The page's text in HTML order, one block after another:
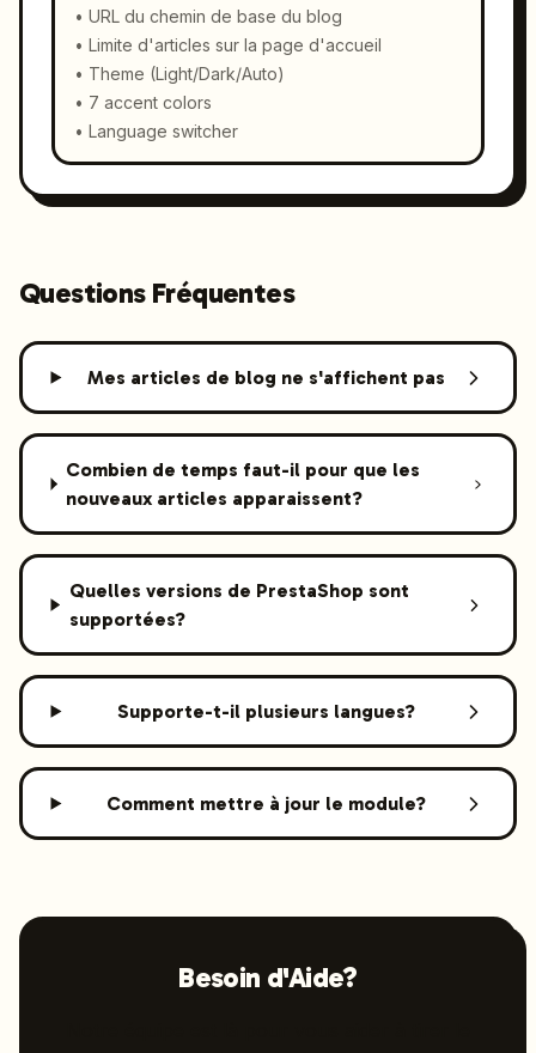
• URL du chemin de base du blog
• Limite d'articles sur la page d'accueil
• Theme (Light/Dark/Auto)
• 7 accent colors
• Language switcher
Questions Fréquentes
Mes articles de blog ne s'affichent pas
Combien de temps faut-il pour que les
nouveaux articles apparaissent?
Quelles versions de PrestaShop sont
supportées?
Supporte-t-il plusieurs langues?
Comment mettre à jour le module?
Besoin d'Aide?